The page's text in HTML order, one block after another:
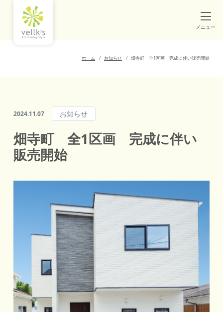
メニュー
ホーム お知らせ 畑寺町 全1区画 完成に伴い販売開始
2024.11.07 お知らせ
畑寺町 全1区画 完成に伴い
販売開始